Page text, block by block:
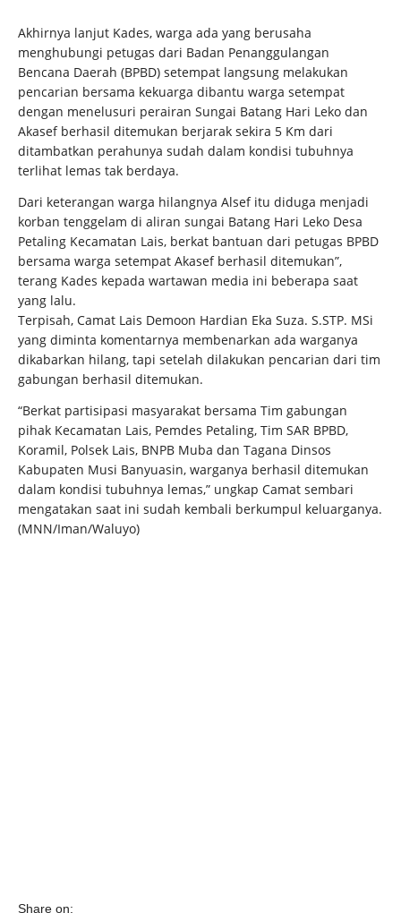
Akhirnya lanjut Kades, warga ada yang berusaha
menghubungi petugas dari Badan Penanggulangan
Bencana Daerah (BPBD) setempat langsung melakukan
pencarian bersama kekuarga dibantu warga setempat
dengan menelusuri perairan Sungai Batang Hari Leko dan
Akasef berhasil ditemukan berjarak sekira 5 Km dari
ditambatkan perahunya sudah dalam kondisi tubuhnya
terlihat lemas tak berdaya.
Dari keterangan warga hilangnya Alsef itu diduga menjadi
korban tenggelam di aliran sungai Batang Hari Leko Desa
Petaling Kecamatan Lais, berkat bantuan dari petugas BPBD
bersama warga setempat Akasef berhasil ditemukan”,
terang Kades kepada wartawan media ini beberapa saat
yang lalu.
Terpisah, Camat Lais Demoon Hardian Eka Suza. S.STP. MSi
yang diminta komentarnya membenarkan ada warganya
dikabarkan hilang, tapi setelah dilakukan pencarian dari tim
gabungan berhasil ditemukan.
“Berkat partisipasi masyarakat bersama Tim gabungan
pihak Kecamatan Lais, Pemdes Petaling, Tim SAR BPBD,
Koramil, Polsek Lais, BNPB Muba dan Tagana Dinsos
Kabupaten Musi Banyuasin, warganya berhasil ditemukan
dalam kondisi tubuhnya lemas,” ungkap Camat sembari
mengatakan saat ini sudah kembali berkumpul keluarganya.
(MNN/Iman/Waluyo)
Share on: